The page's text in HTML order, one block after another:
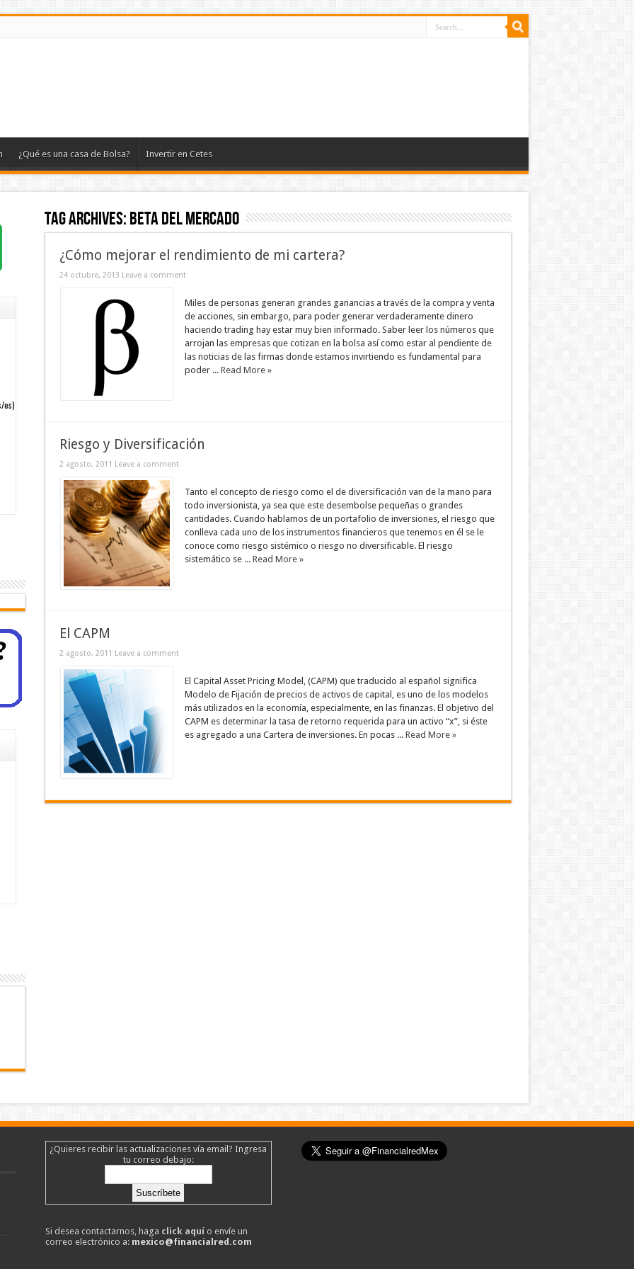
¿Qué es una casa de Bolsa? Invertir en Cetes
Tag Archives:beta del mercado
¿Cómo mejorar el rendimiento de mi cartera?
24 octubre, 2013 Leave a comment
Miles de personas generan grandes ganancias a través de la compra y venta
de acciones, sin embargo, para poder generar verdaderamente dinero
haciendo trading hay estar muy bien informado. Saber leer los números que
arrojan las empresas que cotizan en la bolsa así como estar al pendiente de
las noticias de las firmas donde estamos invirtiendo es fundamental para
poder ... Read More »
Riesgo y Diversificación
2 agosto, 2011 Leave a comment
Tanto el concepto de riesgo como el de diversificación van de la mano para
todo inversionista, ya sea que este desembolse pequeñas o grandes
cantidades. Cuando hablamos de un portafolio de inversiones, el riesgo que
conlleva cada uno de los instrumentos financieros que tenemos en él se le
conoce como riesgo sistémico o riesgo no diversificable. El riesgo
sistemático se ... Read More »
El CAPM
2 agosto, 2011 Leave a comment
El Capital Asset Pricing Model, (CAPM) que traducido al español significa
Modelo de Fijación de precios de activos de capital, es uno de los modelos
más utilizados en la economía, especialmente, en las finanzas. El objetivo del
CAPM es determinar la tasa de retorno requerida para un activo “x”, si éste
es agregado a una Cartera de inversiones. En pocas ... Read More »
¿Quieres recibir las actualizaciones vía email? Ingresa
tu correo debajo:
Si desea contactarnos, haga click aquío envíe un
correo electrónico a: mexico@financialred.com